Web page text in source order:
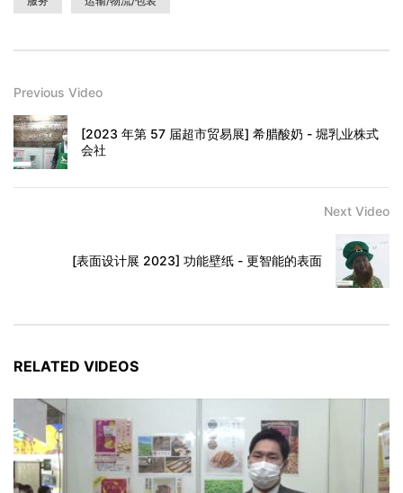
Previous Video
[2023 年第 57 届超市贸易展] 希腊酸奶 - 堀乳业株式
会社
Next Video
[表面设计展 2023] 功能壁纸 - 更智能的表面
RELATED VIDEOS